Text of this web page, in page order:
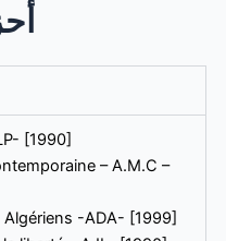
[1990]
– A.M.C –
-ADA- [1999]